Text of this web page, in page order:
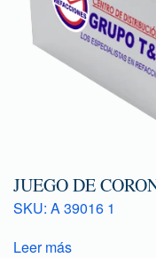
JUEGO DE
SKU: A 39016 1
Leer más